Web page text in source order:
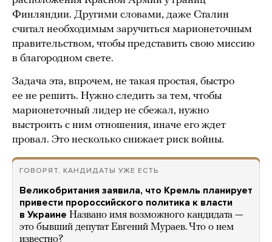
Финляндии. Другими словами, даже Сталин
считал необходимым заручиться марионеточным
правительством, чтобы представить свою миссию
в благородном свете.
Задача эта, впрочем, не такая простая, быстро
ее не решить. Нужно следить за тем, чтобы
марионеточный лидер не сбежал, нужно
выстроить с ним отношения, иначе его ждет
провал. Это несколько снижает риск войны.
ГОВОРЯТ, КАНДИДАТЫ УЖЕ ЕСТЬ
Великобритания заявила, что Кремль планирует
привести пророссийского политика к власти
в Украине Названо имя возможного кандидата —
это бывший депутат Евгений Мураев. Что о нем
известно?